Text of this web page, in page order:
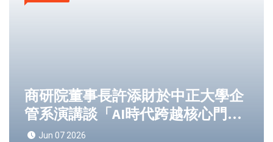
商研院董事長許添財於中正大學企
管系演講談「AI時代跨越核心門檻
之道」：臺灣企業須從製造思維走
Jun 07 2026